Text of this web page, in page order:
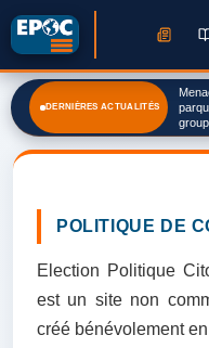
DERNIÈRES ACTUALITÉS
POLITIQUE DE
Election Politique
est un site non
créé bénévolement